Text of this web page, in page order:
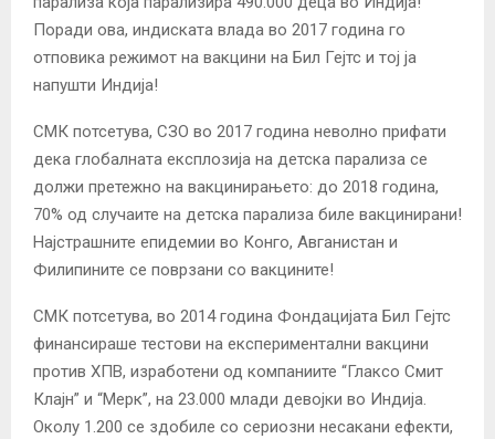
Поради ова, индиската влада во 2017 година го
отповика режимот на вакцини на Бил Гејтс и тој ја
напушти Индија!
СМК потсетува, СЗО во 2017 година неволно прифати
дека глобалната експлозија на детска парализа се
должи претежно на вакцинирањето: до 2018 година,
70% од случаите на детска парализа биле вакцинирани!
Најстрашните епидемии во Конго, Авганистан и
Филипините се поврзани со вакцините!
СМК потсетува, во 2014 година Фондацијата Бил Гејтс
финансираше тестови на експериментални вакцини
против ХПВ, изработени од компаниите “Глаксо Смит
Клајн” и “Мерк”, на 23.000 млади девојки во Индија.
Околу 1.200 се здобиле со сериозни несакани ефекти,